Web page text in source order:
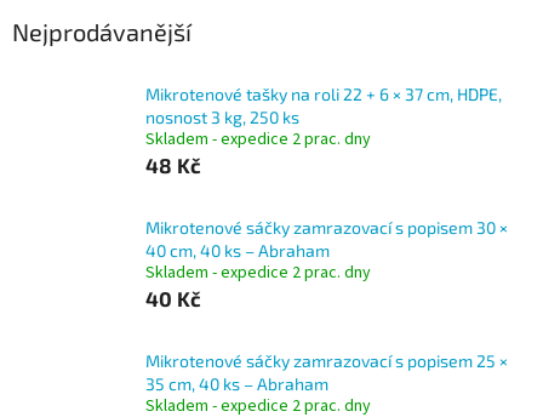
Nejprodávanější
Mikrotenové tašky na roli 22 + 6 × 37 cm, HDPE,
nosnost 3 kg, 250 ks
Skladem - expedice 2 prac. dny
48 Kč
Mikrotenové sáčky zamrazovací s popisem 30 ×
40 cm, 40 ks – Abraham
Skladem - expedice 2 prac. dny
40 Kč
Mikrotenové sáčky zamrazovací s popisem 25 ×
35 cm, 40 ks – Abraham
Skladem - expedice 2 prac. dny